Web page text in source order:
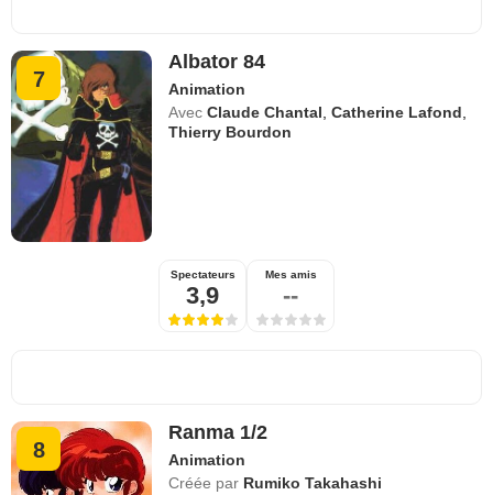
7
Albator 84
Animation
Avec Claude Chantal ,Catherine Lafond
Thierry Bourdon
Spectateurs
3,9
Mes amis
--
8
Ranma 1/2
Animation
Créée par Rumiko Takahashi